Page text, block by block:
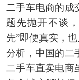
二手车电商的成
题先抛开不谈
先”即便真实，
分析，中国的二
二手车直卖电商